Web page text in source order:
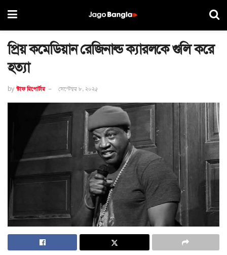
প্রিয় কমেডিয়ান রেজিনাল্ড ক্যারলকে গুলি করে
হত্যা
by স্টাফ রিপোর্টার সেপ্টেম্বর ৮, ২০২৫